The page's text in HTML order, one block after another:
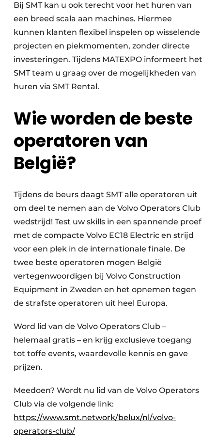
Bij SMT kan u ook terecht voor het huren van
een breed scala aan machines. Hiermee
kunnen klanten flexibel inspelen op wisselende
projecten en piekmomenten, zonder directe
investeringen. Tijdens MATEXPO informeert het
SMT team u graag over de mogelijkheden van
huren via SMT Rental.
Wie worden de beste
operatoren van
België?
Tijdens de beurs daagt SMT alle operatoren uit
om deel te nemen aan de Volvo Operators Club
wedstrijd! Test uw skills in een spannende proef
met de compacte Volvo EC18 Electric en strijd
voor een plek in de internationale finale. De
twee beste operatoren mogen België
vertegenwoordigen bij Volvo Construction
Equipment in Zweden en het opnemen tegen
de strafste operatoren uit heel Europa.
Word lid van de Volvo Operators Club –
helemaal gratis – en krijg exclusieve toegang
tot toffe events, waardevolle kennis en gave
prijzen.
Meedoen? Wordt nu lid van de Volvo Operators
Club via de volgende link:
https://www.smt.network/belux/nl/volvo-
operators-club/